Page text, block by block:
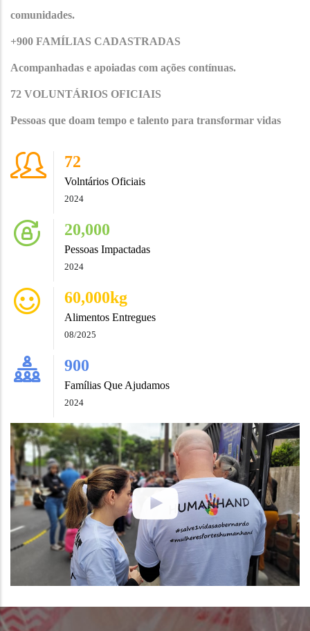
comunidades.
+900 FAMÍLIAS CADASTRADAS
Acompanhadas e apoiadas com ações contínuas.
72 VOLUNTÁRIOS OFICIAIS
Pessoas que doam tempo e talento para transformar vidas
72
Volntários Oficiais
2024
20,000
Pessoas Impactadas
2024
60,000kg
Alimentos Entregues
08/2025
900
Famílias Que Ajudamos
2024